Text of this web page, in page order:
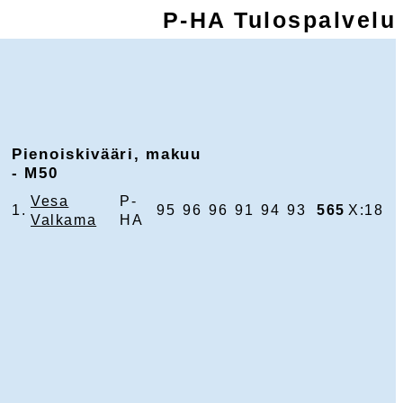
P-HA Tulospalvelu
Pienoiskivääri, makuu
- M50
1.
Vesa
Valkama
P-
HA
95 96 96 91 94 93 565 X:18